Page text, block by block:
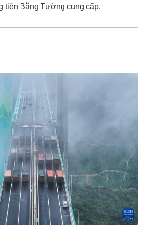
tiện Bằng Tường cung cấp.